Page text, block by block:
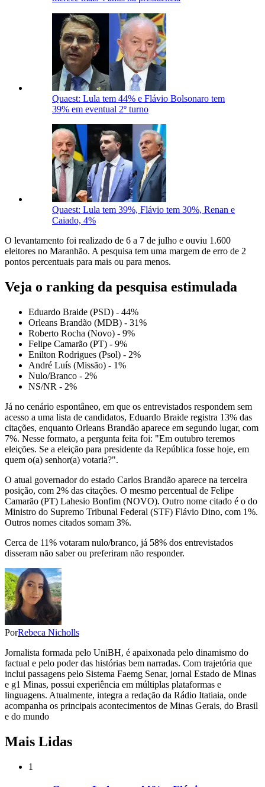
Quaest: Lula tem 44% e Flávio Bolsonaro tem
39% em eventual 2º turno
Quaest: Lula tem 39%, Flávio tem 30%, Renan e
Caiado, 4%
O levantamento foi realizado de 6 a 7 de julho e ouviu 1.600
eleitores no Maranhão. A pesquisa tem uma margem de erro de 2
pontos percentuais para mais ou para menos.
Veja o ranking da pesquisa estimulada
Eduardo Braide (PSD) - 44%
Orleans Brandão (MDB) - 31%
Roberto Rocha (Novo) - 9%
Felipe Camarão (PT) - 9%
Enilton Rodrigues (Psol) - 2%
André Luís (Missão) - 1%
Nulo/Branco - 2%
NS/NR - 2%
Já no cenário espontâneo, em que os entrevistados respondem sem
acesso a uma lista de candidatos, Eduardo Braide registra 13% das
citações, enquanto Orleans Brandão aparece em segundo lugar, com
7%. Nesse formato, a pergunta feita foi: "Em outubro teremos
eleições. Se a eleição para presidente da República fosse hoje, em
quem o(a) senhor(a) votaria?".
O atual governador do estado Carlos Brandão aparece na terceira
posição, com 2% das citações. O mesmo percentual de Felipe
Camarão (PT) Lahesio Bonfim (NOVO). Outro nome citado é o do
Ministro do Supremo Tribunal Federal (STF) Flávio Dino, com 1%.
Outros nomes citados somam 3%.
Cerca de 11% votaram nulo/branco, já 58% dos entrevistados
disseram não saber ou preferiram não responder.
PorRebeca Nicholls
Jornalista formada pelo UniBH, é apaixonada pelo dinamismo do
factual e pelo poder das histórias bem narradas. Com trajetória que
inclui passagens pelo Sistema Faemg Senar, jornal Estado de Minas
e g1 Minas, possui experiência em múltiplas plataformas e
linguagens. Atualmente, integra a redação da Rádio Itatiaia, onde
acompanha os principais acontecimentos de Minas Gerais, do Brasil
e do mundo
Mais Lidas
1